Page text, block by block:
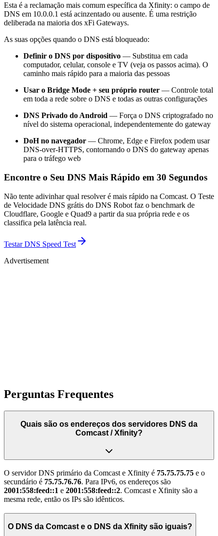
Esta é a reclamação mais comum específica da Xfinity: o campo de
DNS em 10.0.0.1 está acinzentado ou ausente. É uma restrição
deliberada na maioria dos xFi Gateways.
As suas opções quando o DNS está bloqueado:
Definir o DNS por dispositivo — Substitua em cada
computador, celular, console e TV (veja os passos acima). O
caminho mais rápido para a maioria das pessoas
Usar o Bridge Mode + seu próprio router — Controle total
em toda a rede sobre o DNS e todas as outras configurações
DNS Privado do Android — Força o DNS criptografado no
nível do sistema operacional, independentemente do gateway
DoH no navegador — Chrome, Edge e Firefox podem usar
DNS-over-HTTPS, contornando o DNS do gateway apenas
para o tráfego web
Encontre o Seu DNS Mais Rápido em 30 Segundos
Não tente adivinhar qual resolver é mais rápido na Comcast. O Teste
de Velocidade DNS grátis do DNS Robot faz o benchmark de
Cloudflare, Google e Quad9 a partir da sua própria rede e os
classifica pela latência real.
Testar DNS Speed Test
Advertisement
Perguntas Frequentes
Quais são os endereços dos servidores DNS da
Comcast / Xfinity?
O servidor DNS primário da Comcast e Xfinity é 75.75.75.75 e o
secundário é 75.75.76.76. Para IPv6, os endereços são
2001:558:feed::1 e 2001:558:feed::2. Comcast e Xfinity são a
mesma rede, então os IPs são idênticos.
O DNS da Comcast e o DNS da Xfinity são iguais?